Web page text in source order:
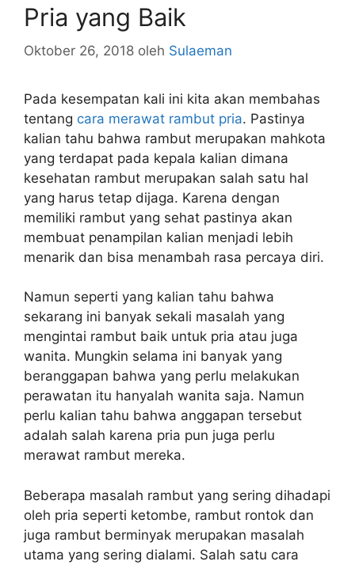
Pria yang Baik
Oktober 26, 2018 oleh Sulaeman
Pada kesempatan kali ini kita akan membahas
tentang cara merawat rambut pria. Pastinya
kalian tahu bahwa rambut merupakan mahkota
yang terdapat pada kepala kalian dimana
kesehatan rambut merupakan salah satu hal
yang harus tetap dijaga. Karena dengan
memiliki rambut yang sehat pastinya akan
membuat penampilan kalian menjadi lebih
menarik dan bisa menambah rasa percaya diri.
Namun seperti yang kalian tahu bahwa
sekarang ini banyak sekali masalah yang
mengintai rambut baik untuk pria atau juga
wanita. Mungkin selama ini banyak yang
beranggapan bahwa yang perlu melakukan
perawatan itu hanyalah wanita saja. Namun
perlu kalian tahu bahwa anggapan tersebut
adalah salah karena pria pun juga perlu
merawat rambut mereka.
Beberapa masalah rambut yang sering dihadapi
oleh pria seperti ketombe, rambut rontok dan
juga rambut berminyak merupakan masalah
utama yang sering dialami. Salah satu cara